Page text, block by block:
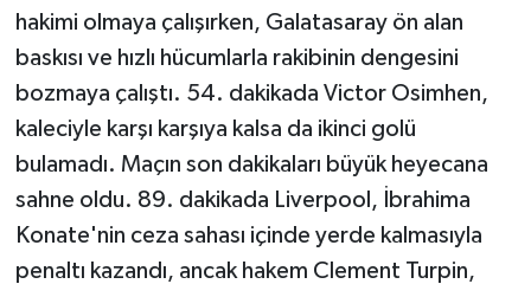
hakimi olmaya çalışırken, Galatasaray ön alan
baskısı ve hızlı hücumlarla rakibinin dengesini
bozmaya çalıştı. 54. dakikada Victor Osimhen,
kaleciyle karşı karşıya kalsa da ikinci golü
bulamadı. Maçın son dakikaları büyük heyecana
sahne oldu. 89. dakikada Liverpool, İbrahima
Konate'nin ceza sahası içinde yerde kalmasıyla
penaltı kazandı, ancak hakem Clement Turpin,